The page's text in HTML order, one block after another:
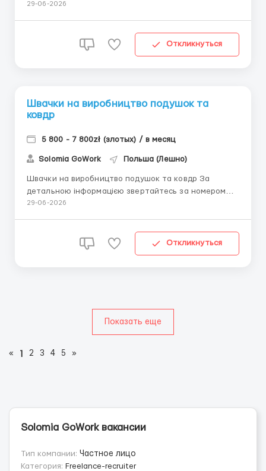
брутто/місяць Виплата — 10 числа кожного місяця
29-06-2026
Откликнуться
Швачки на виробництво подушок та
ковдр
5 800 - 7 800zł (злотых) / в месяц
Solomia GoWork Польша (Лешно)
Швачки на виробництво подушок та ковдр За
детальною інформацією звертайтесь за номером
або пишіть +380 (63) 503-22-82 (Соломія) Viber
zł/год brutto Робочих годин на місяць від 170 Щоміс...
29-06-2026
Откликнуться
Показать еще
« 2 3 4 5 »
Solomia GoWork вакансии
Тип компании: Частное лицо
Категория: Freelance-recruiter